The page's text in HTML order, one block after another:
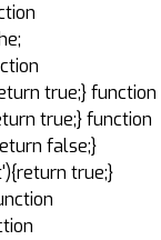
true;} function
true;} function
false;}
true;}